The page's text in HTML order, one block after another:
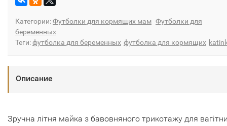
Категории:Футболки для кормящих мам Футболки для
беременных
Теги:футболка для беременных футболка для кормящих
Описание
Зручна літня майка з бавовняного трикотажу для